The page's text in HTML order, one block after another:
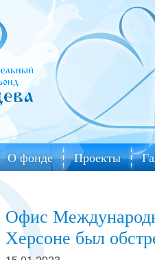
О фонде Проекты
Офис
Херсоне был